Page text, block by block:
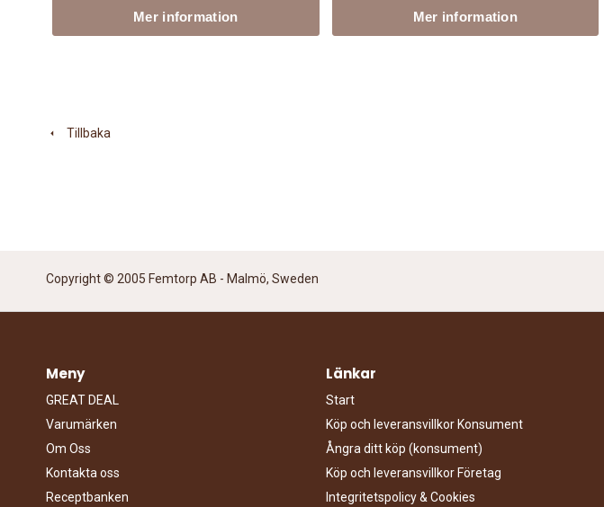
Mer information Mer information
Tillbaka
Copyright © 2005 Femtorp AB - Malmö, Sweden
Meny
GREAT DEAL
Varumärken
Om Oss
Kontakta oss
Receptbanken
Länkar
Start
Köp och leveransvillkor Konsument
Ångra ditt köp (konsument)
Köp och leveransvillkor Företag
Integritetspolicy & Cookies